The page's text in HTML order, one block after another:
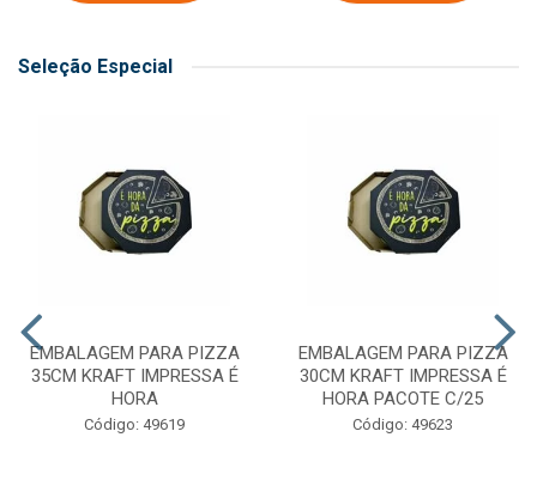
Seleção Especial
EMBALAGEM PARA PIZZA
35CM KRAFT IMPRESSA É
HORA
Código: 49619
EMBALAGEM PARA PIZZA
30CM KRAFT IMPRESSA É
HORA PACOTE C/25
Código: 49623